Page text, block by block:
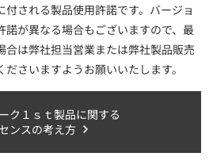
される製品使用許諾です。バージョ
諾が異なる場合もございますので、最
合は弊社担当営業または弊社製品販売
さいますようお願いいたします。
ク１ｓｔ製品に関する
ンスの考え方